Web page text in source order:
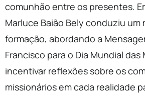
comunhão entre os presentes.
Marluce Baião Bely conduziu um
formação, abordando a
Francisco para o Dia Mundial das
incentivar reflexões sobre os
missionários em cada realidade